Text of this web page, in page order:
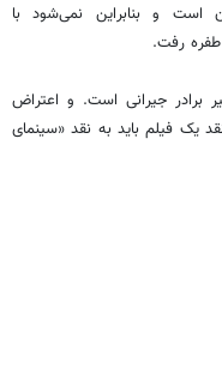
است و بنابراین نمی‌شود با
طفره رفت.
برادر جیرانی است. و اعتراض
یک فیلم باید به نقد «سینمای